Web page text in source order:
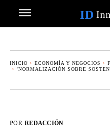
ID
INICIO ECONOMÍA Y NEGOCIOS
'NORMALIZACIÓN SOBRE
POR REDACCIÓN